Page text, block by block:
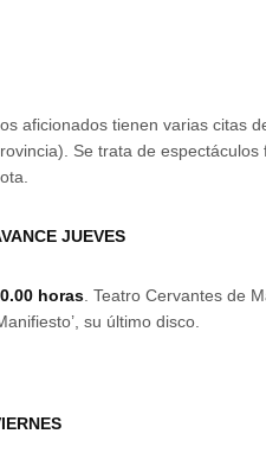
aficionados tienen varias citas
Se trata de
JUEVES
horas . Teatro Cervantes de
su último disco.